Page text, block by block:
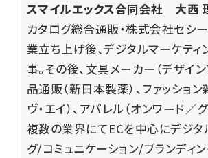
スマイルエックス合同会社 大西
カタログ総合通販・株式会社セシ
業立ち上げ後、デジタルマーケティ
事。その後、文具メーカー（デザイン
品通販（新日本製薬）、ファッショ
ヴ・エイ）、アパレル（オンワード／
複数の業界にてECを中心にデジタ
グ/コミュニケーション/ブランディ